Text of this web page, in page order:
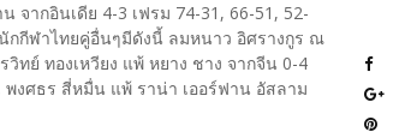
ากอินเดีย 4-3 เฟรม 74-31, 66-51, 52-
กกีฬาไทยคู่อื่นๆมีดังนี้ ลมหนาว อิศรางกูร ณ
ทย์ ทองเหวียง แพ้ หยาง ชาง จากจีน 0-4
พงศธร สี่หมื่น แพ้ ราน่า เออร์ฟาน อัสลาม